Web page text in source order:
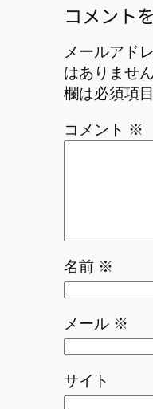
コメント
メールアド
はありません
欄は必須項
コメント ※
名前 ※
メール ※
サイト